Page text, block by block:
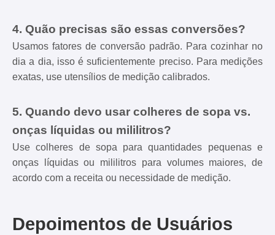
4. Quão precisas são essas conversões?
Usamos fatores de conversão padrão. Para cozinhar no
dia a dia, isso é suficientemente preciso. Para medições
exatas, use utensílios de medição calibrados.
5. Quando devo usar colheres de sopa vs.
onças líquidas ou mililitros?
Use colheres de sopa para quantidades pequenas e
onças líquidas ou mililitros para volumes maiores, de
acordo com a receita ou necessidade de medição.
Depoimentos de Usuários